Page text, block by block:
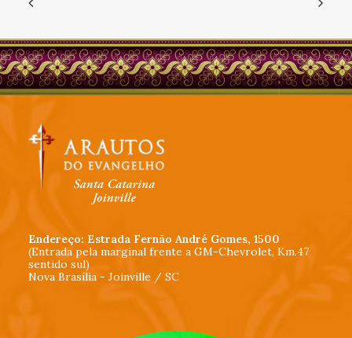
Endereço: Estrada Fernão André Gomes, 1500
(Entrada pela marginal frente a GM-Chevrolet, Km.47
sentido sul)
Nova Brasília - Joinville / SC